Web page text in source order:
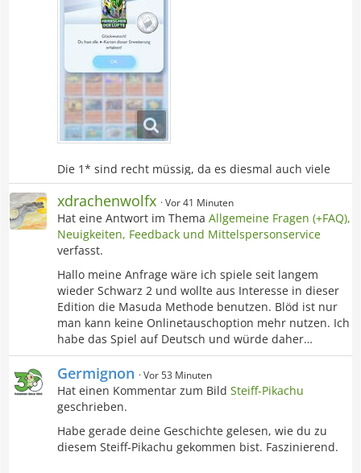
Die 1* sind recht müssig, da es diesmal auch viele
Karten sind und wenig Tauschware vorhanden ist.
xdrachenwolfx Vor 41 Minuten
Hat eine Antwort im Thema Allgemeine Fragen (+FAQ),
Neuigkeiten, Feedback und Mittelspersonservice
verfasst.
Hallo meine Anfrage wäre ich spiele seit langem
wieder Schwarz 2 und wollte aus Interesse in dieser
Edition die Masuda Methode benutzen. Blöd ist nur
man kann keine Onlinetauschoption mehr nutzen. Ich
habe das Spiel auf Deutsch und würde daher…
Germignon Vor 53 Minuten
Hat einen Kommentar zum Bild Steiff-Pikachu
geschrieben.
Habe gerade deine Geschichte gelesen, wie du zu
diesem Steiff-Pikachu gekommen bist. Faszinierend.